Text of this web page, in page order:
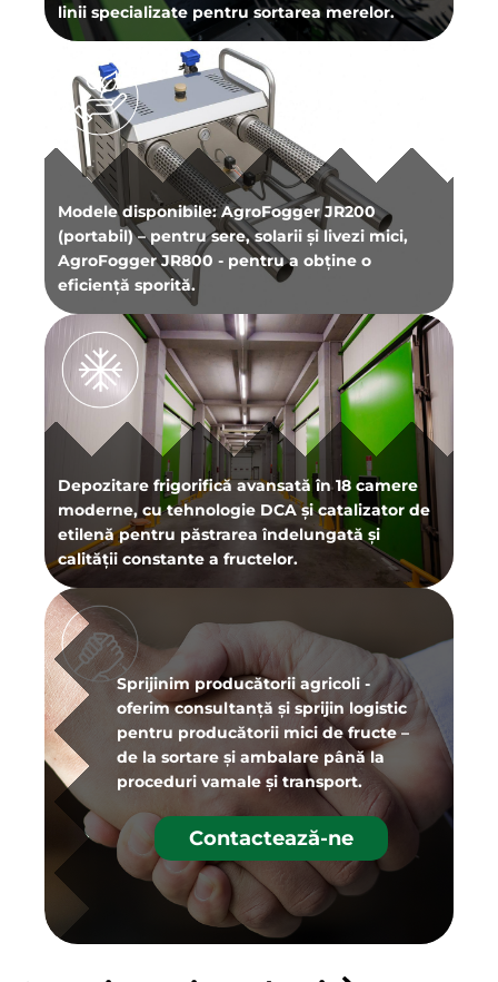
linii specializate pentru sortarea merelor.
Modele disponibile: AgroFogger JR200
(portabil) – pentru sere, solarii și livezi mici,
AgroFogger JR800 - pentru a obține o
eficiență sporită.
Depozitare frigorifică avansată în 18 camere
moderne, cu tehnologie DCA și catalizator de
etilenă pentru păstrarea îndelungată și
calității constante a fructelor.
Sprijinim producătorii agricoli -
oferim consultanță și sprijin logistic
pentru producătorii mici de fructe –
de la sortare și ambalare până la
proceduri vamale și transport.
Contactează-ne